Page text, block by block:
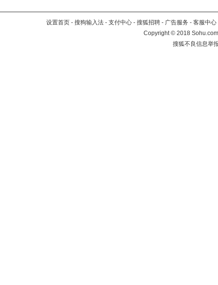
设置首页 - 搜狗输入法 - 支付中心 - 搜狐招聘 - 广告服务 - 客服中心
Copyright©2018
搜狐不良信息举